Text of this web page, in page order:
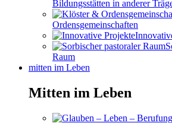
Bildungsstätten in anderer
Ordensgemeinschaften
Raum
mitten im Leben
Mitten im Leben